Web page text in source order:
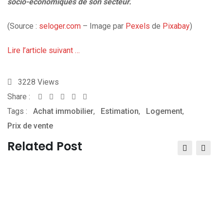
(Source : seloger.com – Image par Pexels de Pixabay)
Lire l’article suivant …
3228 Views
Share :
Whatsapp
Share
via
Tags : Achat immobilier, Estimation, Logement,
Prix de vente
Related Post